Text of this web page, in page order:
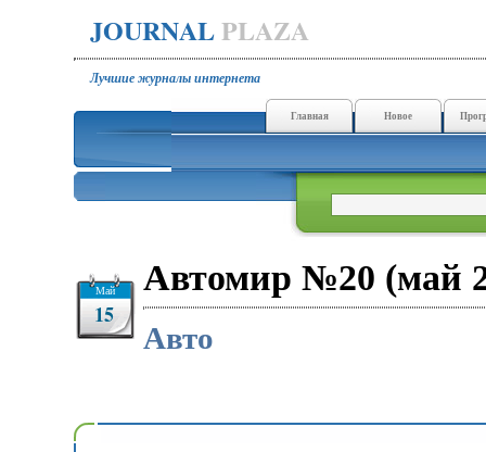
JOURNALPLAZA
Лучшие журналы интернета
Главная Новое
Май
15
Автомир №20 (май
Авто